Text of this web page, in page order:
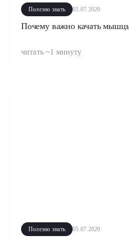
Полезно знать 05.07.2020
Почему важно качать
читать ~1 минуту
Полезно знать 05.07.2020